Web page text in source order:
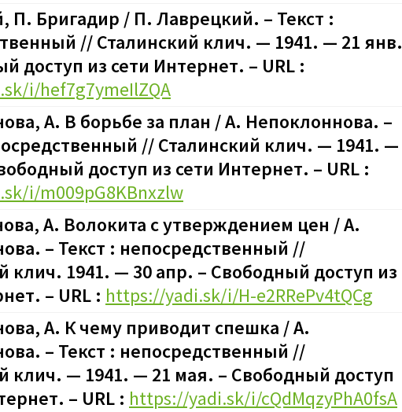
П. Бригадир / П. Лаврецкий. – Текст :
// Сталинский клич. — 1941. — 21 янв.
доступ из сети Интернет. – URL :
i/hef7g7ymeIlZQA
А. В борьбе за план / А. Непоклоннова. –
// Сталинский клич. — 1941. —
доступ из сети Интернет. – URL :
i/m009pG8KBnxzlw
А. Волокита с утверждением цен / А.
– Текст : непосредственный //
клич. 1941. — 30 апр. – Свободный доступ из
– URL : https://yadi.sk/i/H-e2RRePv4tQCg
А. К чему приводит спешка / А.
– Текст : непосредственный //
клич. — 1941. — 21 мая. – Свободный доступ
– URL : https://yadi.sk/i/cQdMqzyPhA0fsA